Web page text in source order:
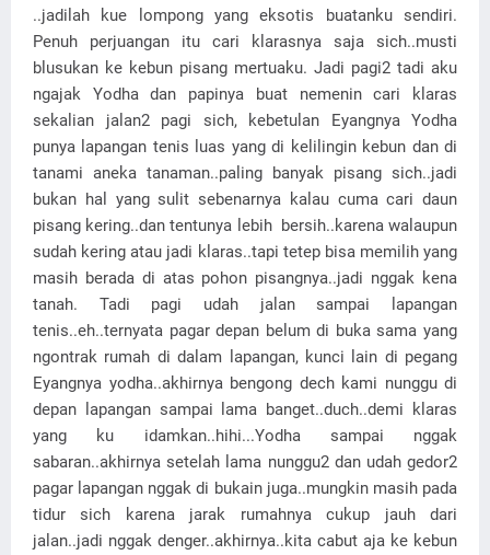
..jadilah kue lompong yang eksotis buatanku sendiri.
Penuh perjuangan itu cari klarasnya saja sich..musti
blusukan ke kebun pisang mertuaku. Jadi pagi2 tadi aku
ngajak Yodha dan papinya buat nemenin cari klaras
sekalian jalan2 pagi sich, kebetulan Eyangnya Yodha
punya lapangan tenis luas yang di kelilingin kebun dan di
tanami aneka tanaman..paling banyak pisang sich..jadi
bukan hal yang sulit sebenarnya kalau cuma cari daun
pisang kering..dan tentunya lebih bersih..karena walaupun
sudah kering atau jadi klaras..tapi tetep bisa memilih yang
masih berada di atas pohon pisangnya..jadi nggak kena
tanah. Tadi pagi udah jalan sampai lapangan
tenis..eh..ternyata pagar depan belum di buka sama yang
ngontrak rumah di dalam lapangan, kunci lain di pegang
Eyangnya yodha..akhirnya bengong dech kami nunggu di
depan lapangan sampai lama banget..duch..demi klaras
yang ku idamkan..hihi...Yodha sampai nggak
sabaran..akhirnya setelah lama nunggu2 dan udah gedor2
pagar lapangan nggak di bukain juga..mungkin masih pada
tidur sich karena jarak rumahnya cukup jauh dari
jalan..jadi nggak denger..akhirnya..kita cabut aja ke kebun